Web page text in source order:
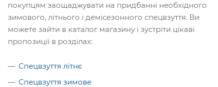
покупцям заощаджувати на придбанні необхідного
зимового, літнього і демісезонного спецвзуття. Ви
можете зайти в каталог магазину і зустріти цікаві
пропозиції в розділах:
Спецвзуття літнє
Спецвзуття зимове